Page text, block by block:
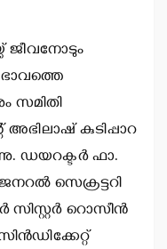
ജീവനോടും
സമിതി
കുടിപ്പാറ
ഡയറക്ടര്‍ ഫാ.
സെക്രട്ടറി
സിസ്റ്റര്‍ റൊസീന്‍